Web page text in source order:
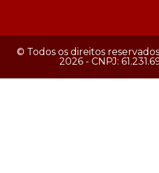
© Todos os direitos reservados
2026 - CNPJ: